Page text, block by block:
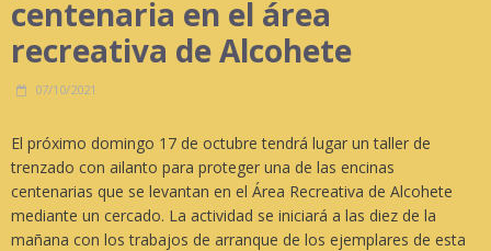
centenaria en el área
recreativa de Alcohete
07/10/2021
El próximo domingo 17 de octubre tendrá lugar un taller de
trenzado con ailanto para proteger una de las encinas
centenarias que se levantan en el Área Recreativa de Alcohete
mediante un cercado. La actividad se iniciará a las diez de la
mañana con los trabajos de arranque de los ejemplares de esta